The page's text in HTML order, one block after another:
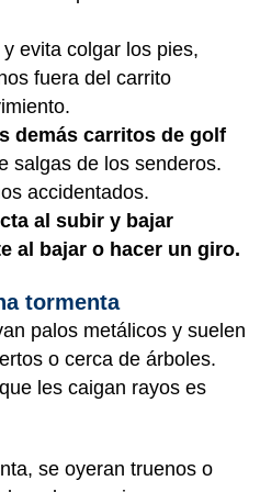
y evita colgar los pies,
fuera del carrito
demás carritos de golf
salgas de los senderos.
accidentados.
al subir y bajar
al bajar o hacer un giro.
tormenta
palos metálicos y suelen
o cerca de árboles.
les caigan rayos es
se oyeran truenos o